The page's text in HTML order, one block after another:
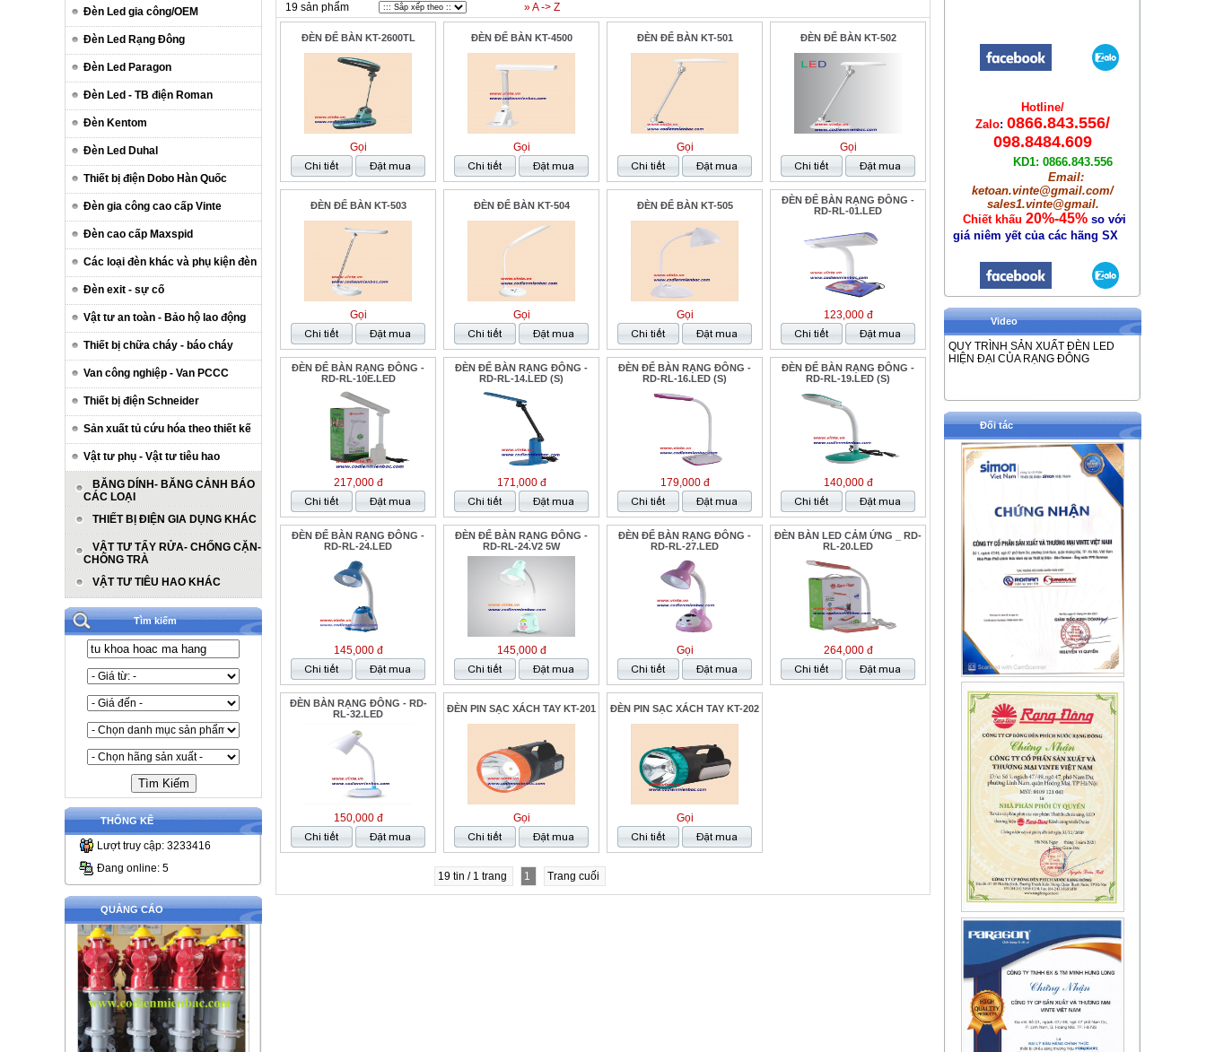
Đèn Led gia công/OEM
Đèn Led Rạng Đông
Đèn Led Paragon
Đèn Led - TB điện Roman
Đèn Kentom
Đèn Led Duhal
Thiết bị điện Dobo Hàn Quốc
Đèn gia công cao cấp Vinte
Đèn cao cấp Maxspid
Các loại đèn khác và phụ kiện đèn
Đèn exit - sự cố
Vật tư an toàn - Bảo hộ lao động
Thiết bị chữa cháy - báo cháy
Van công nghiệp - Van PCCC
Thiết bị điện Schneider
Sản xuất tủ cứu hóa theo thiết kế
Vật tư phụ - Vật tư tiêu hao
BĂNG DÍNH- BĂNG CẢNH BÁO
CÁC LOẠI
THIẾT BỊ ĐIỆN GIA DỤNG KHÁC
VẬT TƯ TẨY RỬA- CHỐNG CẶN-
CHỐNG TRÀ
VẬT TƯ TIÊU HAO KHÁC
Tìm kiếm
THỐNG KÊ
Lượt truy cập: 3233416
Đang online: 5
QUẢNG CÁO
19 sản phẩm » A -> Z
ĐÈN ĐỂ BÀN KT-2600TL
Gọi
ĐÈN ĐỂ BÀN KT-4500
Gọi
ĐÈN ĐỂ BÀN KT-501
Gọi
ĐÈN ĐỂ BÀN KT-502
Gọi
ĐÈN ĐỂ BÀN KT-503
Gọi
ĐÈN ĐỂ BÀN KT-504
Gọi
ĐÈN ĐỂ BÀN KT-505
Gọi
ĐÈN ĐỂ BÀN RẠNG ĐÔNG -
RD-RL-01.LED
123,000 đ
ĐÈN ĐỂ BÀN RẠNG ĐÔNG -
RD-RL-10E.LED
217,000 đ
ĐÈN ĐỂ BÀN RẠNG ĐÔNG -
RD-RL-14.LED (S)
171,000 đ
ĐÈN ĐỂ BÀN RẠNG ĐÔNG -
RD-RL-16.LED (S)
179,000 đ
ĐÈN ĐỂ BÀN RẠNG ĐÔNG -
RD-RL-19.LED (S)
140,000 đ
ĐÈN ĐỂ BÀN RẠNG ĐÔNG -
RD-RL-24.LED
145,000 đ
ĐÈN ĐỂ BÀN RẠNG ĐÔNG -
RD-RL-24.V2 5W
145,000 đ
ĐÈN ĐỂ BÀN RẠNG ĐÔNG -
RD-RL-27.LED
Gọi
ĐÈN BÀN LED CẢM ỨNG _ RD-
RL-20.LED
264,000 đ
ĐÈN BÀN RẠNG ĐÔNG - RD-
RL-32.LED
150,000 đ
ĐÈN PIN SẠC XÁCH TAY KT-201
Gọi
ĐÈN PIN SẠC XÁCH TAY KT-202
Gọi
19 tin / 1 trang 1 Trang cuối
Hotline/
Zalo: 0866.843.556/
098.8484.609
KD1: 0866.843.556
Email:
ketoan.vinte@gmail.com/
sales1.vinte@gmail.
Chiết khấu 20%-45% so với
giá niêm yết của các hãng SX
Video
QUY TRÌNH SẢN XUẤT ĐÈN LED
HIỆN ĐẠI CỦA RẠNG ĐÔNG
Đối tác